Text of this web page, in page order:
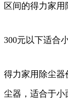
区间的得力家用
300元以下适合
得力家用除尘器
尘器，适合于